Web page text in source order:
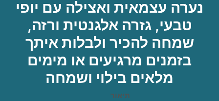
נערה עצמאית ואצילה עם יופי
טבעי, גזרה אלגנטית ורזה,
שמחה להכיר ולבלות איתך
בזמנים מרגיעים או מימים
מלאים בילוי ושמחה
תיאור